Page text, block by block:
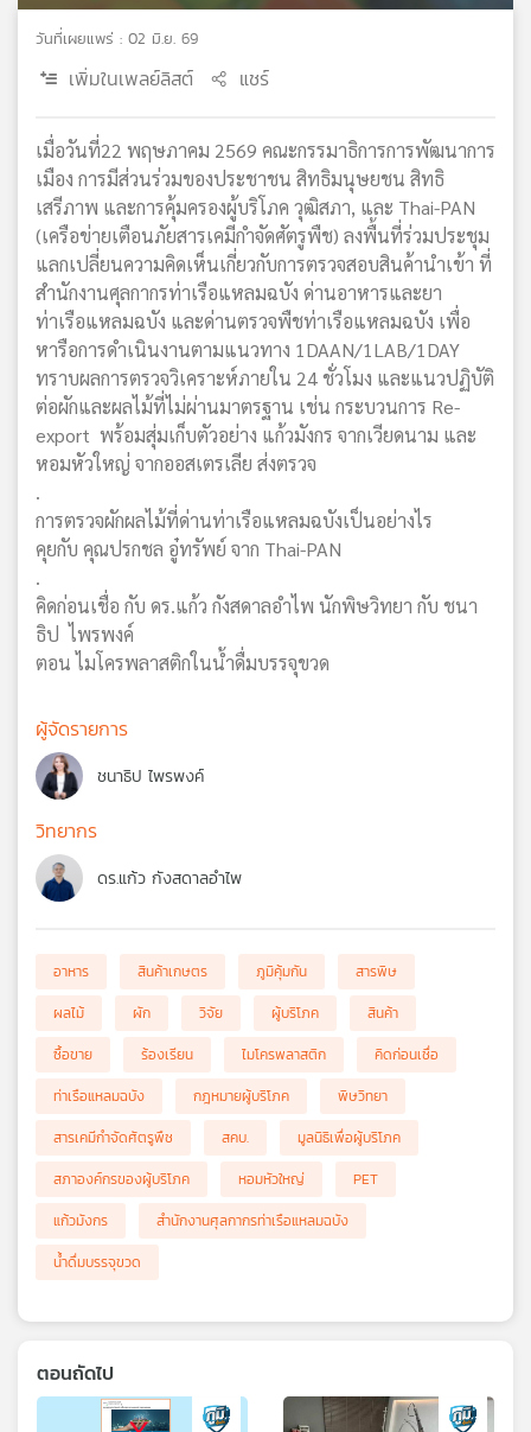
วันที่เผยแพร่ : 02 มิ.ย. 69
เพิ่มในเพลย์ลิสต์ แชร์
เมื่อวันที่22 พฤษภาคม 2569 คณะกรรมาธิการการพัฒนาการ
เมือง การมีส่วนร่วมของประชาชน สิทธิมนุษยชน สิทธิ
เสรีภาพ และการคุ้มครองผู้บริโภค วุฒิสภา, และ Thai-PAN
(เครือข่ายเตือนภัยสารเคมีกำจัดศัตรูพืช) ลงพื้นที่ร่วมประชุม
แลกเปลี่ยนความคิดเห็นเกี่ยวกับการตรวจสอบสินค้านำเข้า ที่
สำนักงานศุลกากรท่าเรือแหลมฉบัง ด่านอาหารและยา
ท่าเรือแหลมฉบัง และด่านตรวจพืชท่าเรือแหลมฉบัง เพื่อ
หารือการดำเนินงานตามแนวทาง 1DAAN/1LAB/1DAY
ทราบผลการตรวจวิเคราะห์ภายใน 24 ชั่วโมง และแนวปฏิบัติ
ต่อผักและผลไม้ที่ไม่ผ่านมาตรฐาน เช่น กระบวนการ Re-
export พร้อมสุ่มเก็บตัวอย่าง แก้วมังกร จากเวียดนาม และ
หอมหัวใหญ่ จากออสเตรเลีย ส่งตรวจ
.
การตรวจผักผลไม้ที่ด่านท่าเรือแหลมฉบังเป็นอย่างไร
คุยกับ คุณปรกชล อู๋ทรัพย์ จาก Thai-PAN
.
คิดก่อนเชื่อ กับ ดร.แก้ว กังสดาลอำไพ นักพิษวิทยา กับ ชนา
ธิป ไพรพงค์
ตอน ไมโครพลาสติกในน้ำดื่มบรรจุขวด
ผู้จัดรายการ
ชนาธิป ไพรพงค์
วิทยากร
ดร.แก้ว กังสดาลอำไพ
อาหาร สินค้าเกษตร ภูมิคุ้มกัน
สารพิษ
ผลไม้
ผัก วิจัย ผู้บริโภค
สินค้า
ซื้อขาย
ร้องเรียน ไมโครพลาสติก
คิดก่อนเชื่อ
ท่าเรือแหลมฉบัง
กฎหมายผู้บริโภค
พิษวิทยา
สารเคมีกำจัดศัตรูพืช
สคบ.
มูลนิธิเพื่อผู้บริโภค
สภาองค์กรของผู้บริโภค
หอมหัวใหญ่
PET
แก้วมังกร
สำนักงานศุลกากรท่าเรือแหลมฉบัง
น้ำดื่มบรรจุขวด
ตอนถัดไป